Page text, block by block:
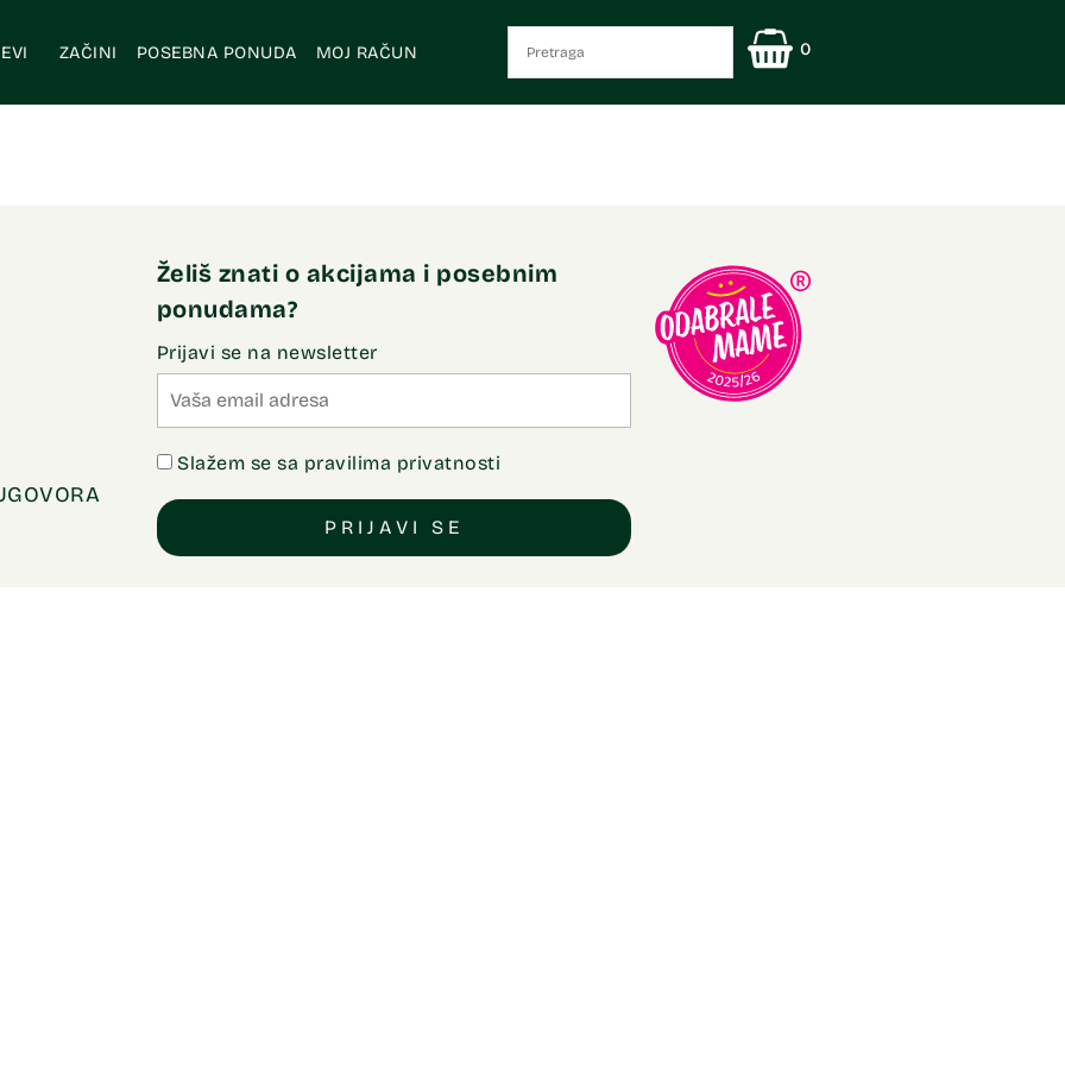
ZAČINI POSEBNA PONUDA MOJ RAČUN 0
Želiš znati o akcijama i posebnim
ponudama?
Prijavi se na newsletter
Slažem se sa pravilima privatnosti